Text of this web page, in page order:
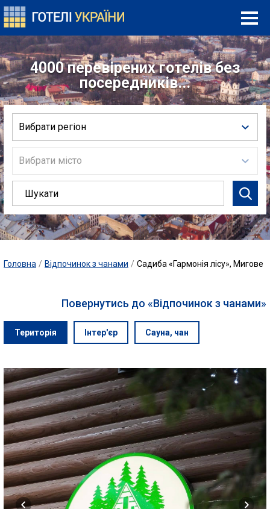
4000 перевірених готелів без
посередників...
Вибрати регіон
Вибрати місто
Головна / Відпочинок з чанами / Садиба «Гармонія лісу», Мигове
Повернутись до «Відпочинок з чанами»
Територія Інтер'єр Сауна, чан